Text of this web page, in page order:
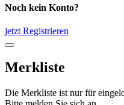
Noch kein Konto?
jetzt Registrieren
Merkliste
Die Merkliste ist nur für